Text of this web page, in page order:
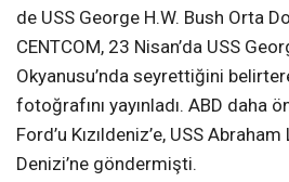
de USS George H.W. Bush Orta
CENTCOM, 23 Nisan’da USS
Okyanusu’nda seyrettiğini
fotoğrafını yayınladı. ABD daha
Ford’u Kızıldeniz’e, USS
Denizi’ne göndermişti.